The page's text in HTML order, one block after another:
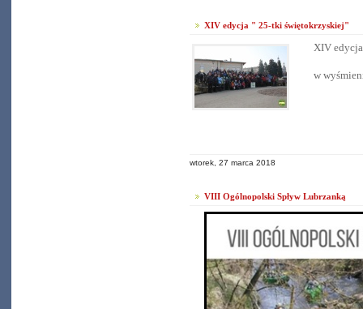
XIV edycja " 25-tki świętokrzyskiej"
XIV
w
wtorek, 27 marca 2018
VIII Ogólnopolski Spływ Lubrzanką